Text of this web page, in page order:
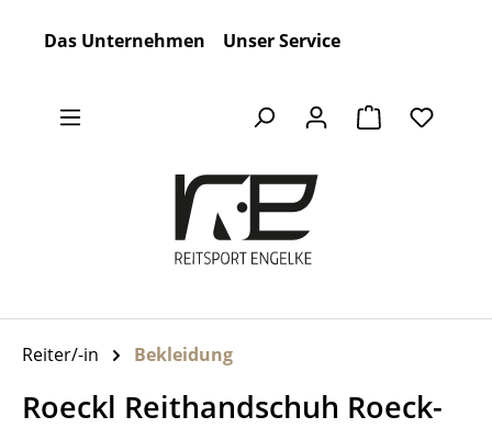
Das Unternehmen Unser Service
Warenkorb
Reiter/-in Bekleidung
Roeckl Reithandschuh Roeck-